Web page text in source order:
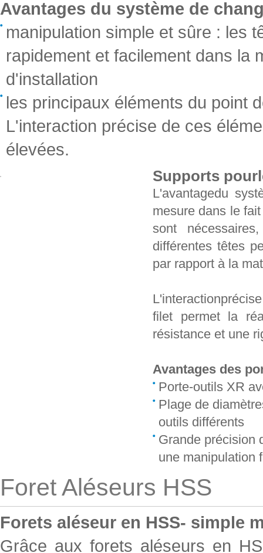
Avantages du système de
manipulation simple et sûre : les
rapidement et facilement dans la
d'installation
les principaux éléments du point
L'interaction précise de ces
élevées.
Supports
L'avantagedu
mesure dans le
sont
différentes têtes
par rapport à la
filet permet la
résistance et une
Avantages des
Porte-outils XR
Plage de
outils différents
Grande précision
une manipulation
Foret Aléseurs HSS
Forets aléseur en HSS- simple
Grâce aux forets aléseurs en